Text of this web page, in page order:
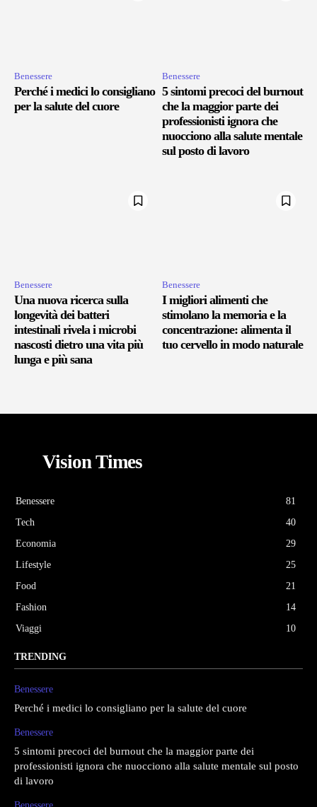
Benessere
Perché i medici lo consigliano
per la salute del cuore
Benessere
5 sintomi precoci del burnout
che la maggior parte dei
professionisti ignora che
nuocciono alla salute mentale
sul posto di lavoro
Benessere
Una nuova ricerca sulla
longevità dei batteri
intestinali rivela i microbi
nascosti dietro una vita più
lunga e più sana
Benessere
I migliori alimenti che
stimolano la memoria e la
concentrazione: alimenta il
tuo cervello in modo naturale
Vision Times
Benessere
81
Tech
40
Economia
29
Lifestyle
25
Food
21
Fashion
14
Viaggi
10
TRENDING
Benessere
Perché i medici lo consigliano per la salute del cuore
Benessere
5 sintomi precoci del burnout che la maggior parte dei
professionisti ignora che nuocciono alla salute mentale sul posto
di lavoro